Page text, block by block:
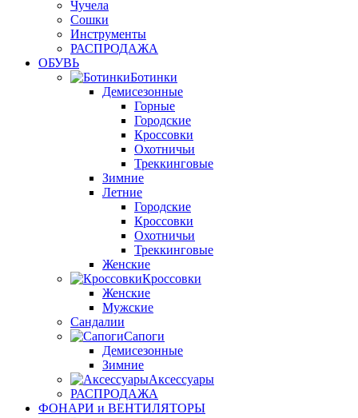
Чучела
Сошки
Инструменты
РАСПРОДАЖА
ОБУВЬ
Ботинки
Демисезонные
Горные
Городские
Кроссовки
Охотничьи
Треккинговые
Зимние
Летние
Городские
Кроссовки
Охотничьи
Треккинговые
Женские
Кроссовки
Женские
Мужские
Сандалии
Сапоги
Демисезонные
Зимние
Аксессуары
РАСПРОДАЖА
ФОНАРИ и ВЕНТИЛЯТОРЫ